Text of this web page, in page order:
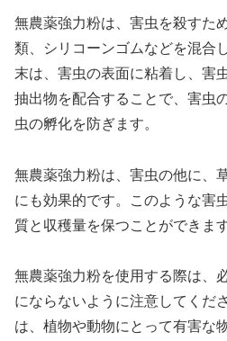
無農薬強力粉は、害虫を殺すた
類、シリコーンゴムなどを混合
末は、害虫の表面に粘着し、害
抽出物を配合することで、害虫
虫の孵化を防ぎます。
無農薬強力粉は、害虫の他に、
にも効果的です。このような害
質と収穫量を保つことができます
無農薬強力粉を使用する際は、
にならないように注意してくだ
は、植物や動物にとって有害な